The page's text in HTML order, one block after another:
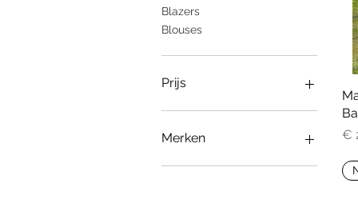
Blazers
Blouses
Prijs
€ 109
Merken
Only M
€